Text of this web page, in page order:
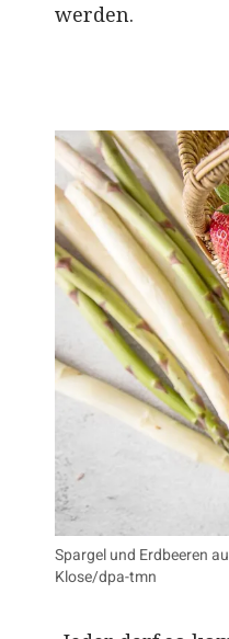
werden.
Spargel und Erdbeeren
Klose/dpa-tmn